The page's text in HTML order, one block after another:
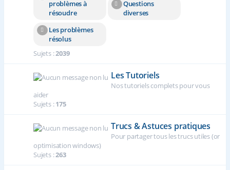
problèmes à
résoudre
Questions
diverses
Les problèmes
résolus
Sujets :2039
Les Tutoriels
Nos tutoriels complets pour vous
aider
Sujets :175
Trucs & Astuces pratiques
Pour partager tous les trucs utiles (or
optimisation windows)
Sujets :263